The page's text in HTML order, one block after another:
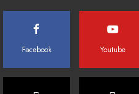
Facebook Youtube